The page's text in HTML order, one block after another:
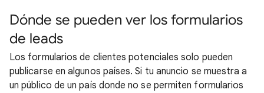
Dónde se pueden ver los formularios
de leads
Los formularios de clientes potenciales solo pueden
publicarse en algunos países. Si tu anuncio se muestra a
un público de un país donde no se permiten formularios